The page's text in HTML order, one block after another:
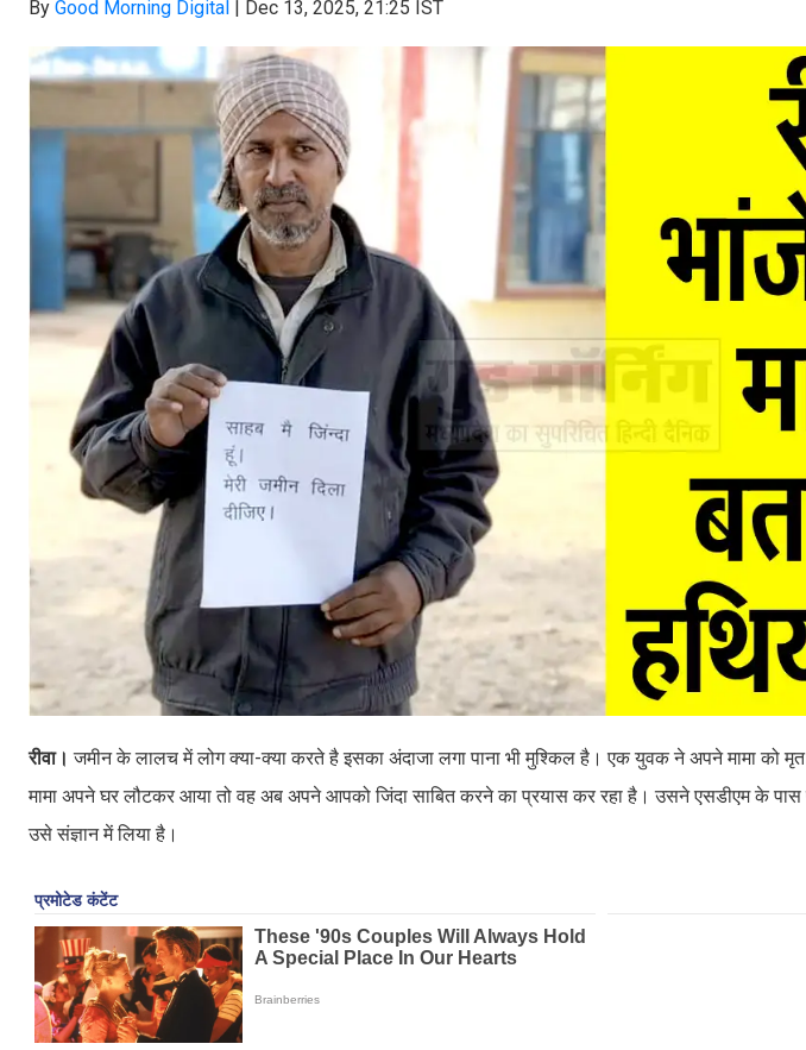
By Good Morning Digital | Dec 13, 2025, 21:25 IST
रीवा।जमीन के लालच में लोग क्या-क्या करते है इसका अंदाजा लगा पाना भी मुश्किल है। एक युवक ने अपने मामा को
मामा अपने घर लौटकर आया तो वह अब अपने आपको जिंदा साबित करने का प्रयास कर रहा है। उसने एसडीएम के पास
उसे संज्ञान में लिया है।